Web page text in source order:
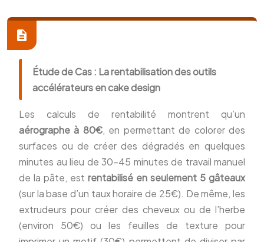
Étude de Cas : La rentabilisation des outils
accélérateurs en cake design
Les calculs de rentabilité montrent qu’un
aérographe à 80€, en permettant de colorer des
surfaces ou de créer des dégradés en quelques
minutes au lieu de 30-45 minutes de travail manuel
de la pâte, est rentabilisé en seulement 5 gâteaux
(sur la base d’un taux horaire de 25€). De même, les
extrudeurs pour créer des cheveux ou de l’herbe
(environ 50€) ou les feuilles de texture pour